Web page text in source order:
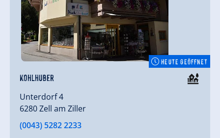
HEUTE GEÖFFNET
Kohlhuber
Unterdorf 4
6280 Zell am Ziller
(0043) 5282 2233